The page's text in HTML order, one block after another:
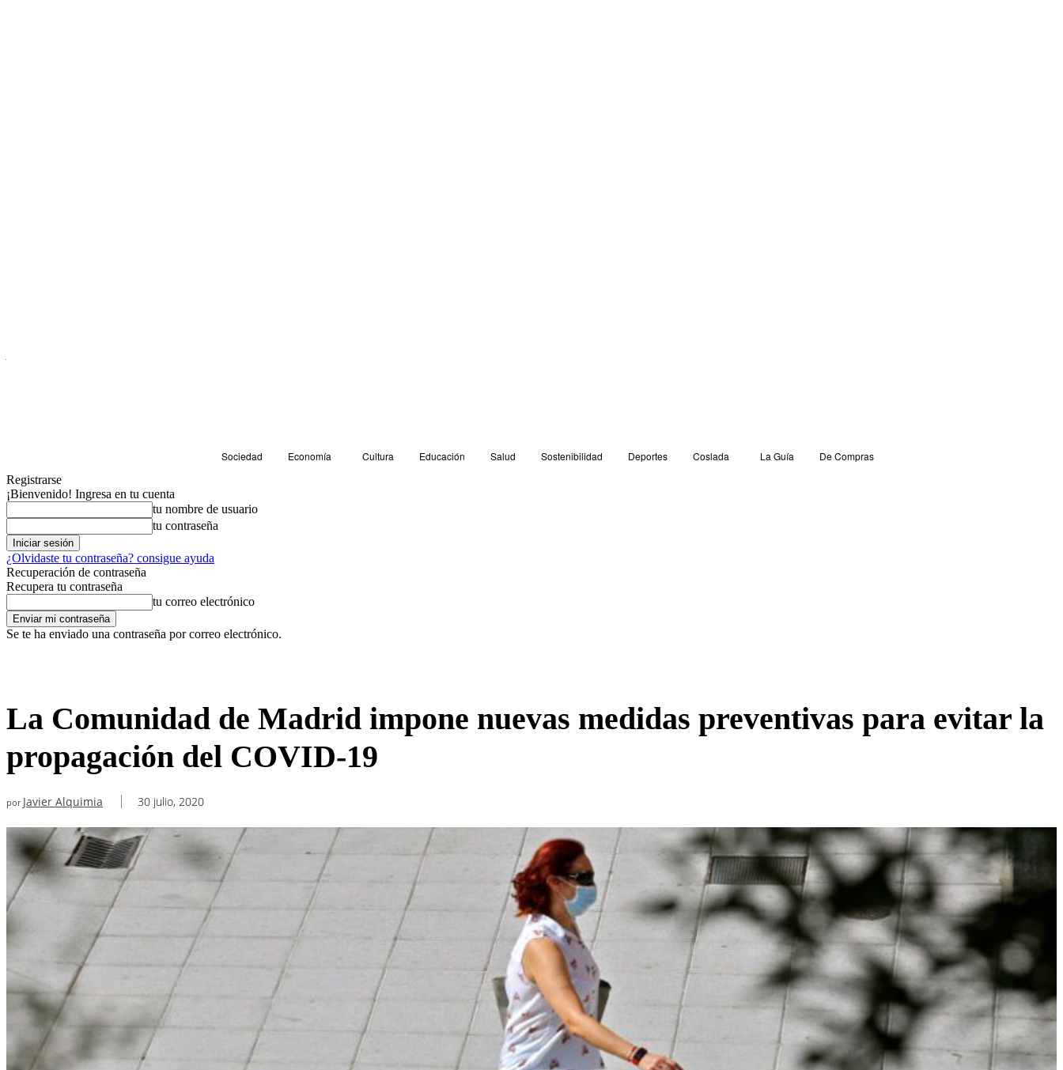
Sociedad Economía Cultura Educación Salud Sostenibilidad Deportes Coslada La Guía
De Compras
Registrarse
¡Bienvenido! Ingresa en tu cuenta
tu nombre de usuario
tu contraseña
¿Olvidaste tu contraseña? consigue ayuda
Recuperación de contraseña
Recupera tu contraseña
tu correo electrónico
Se te ha enviado una contraseña por correo electrónico.
La Comunidad de Madrid impone nuevas medidas preventivas para evitar la
propagación del COVID-19
por Javier Alquimia 30 julio, 2020